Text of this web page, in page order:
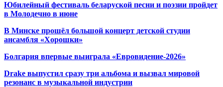
Юбилейный фестиваль беларуской песни и поэзии пройдет
в Молодечно в июне
В Минске прошёл большой концерт детской студии
ансамбля «Хорошки»
Болгария впервые выиграла «Евровидение-2026»
Drake выпустил сразу три альбома и вызвал мировой
резонанс в музыкальной индустрии